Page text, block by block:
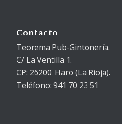
Contacto
Teorema Pub-Gintonería.
C/ La Ventilla 1.
CP: 26200. Haro (La Rioja).
Teléfono: 941 70 23 51